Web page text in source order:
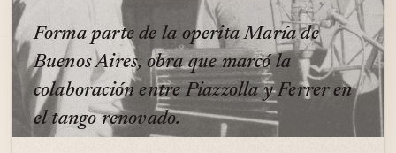
Forma parte de la operita María de
Buenos Aires, obra que marcó la
colaboración entre Piazzolla y Ferrer en
el tango renovado.